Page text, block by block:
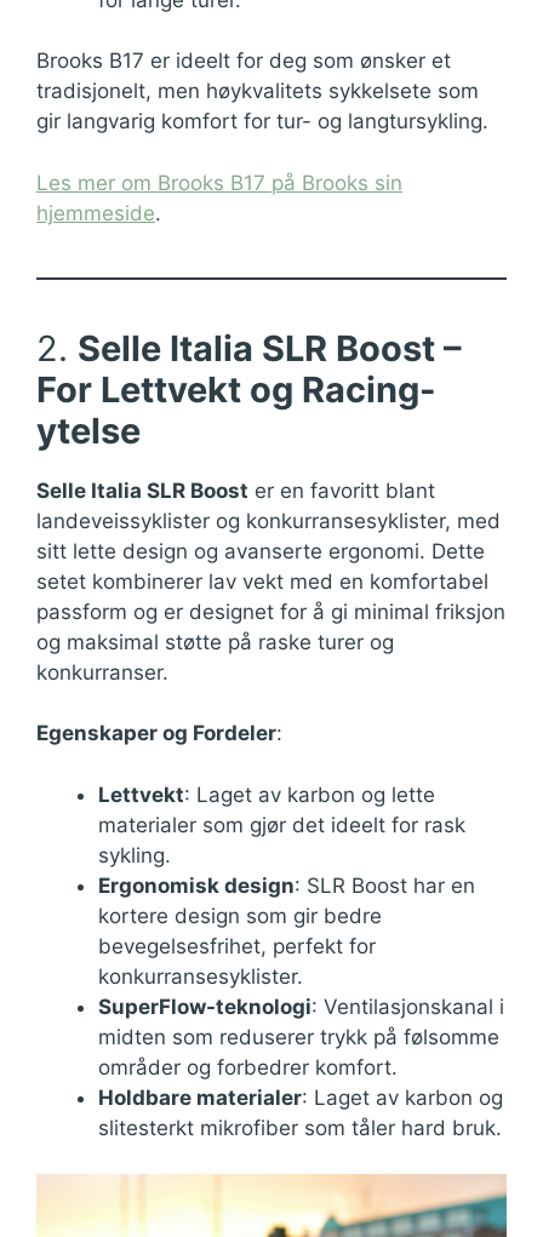
Brooks B17 er ideelt for deg som ønsker et
tradisjonelt, men høykvalitets sykkelsete som
gir langvarig komfort for tur- og langtursykling.
Les mer om Brooks B17 på Brooks sin
hjemmeside.
2. Selle Italia SLR Boost –
For Lettvekt og Racing-
ytelse
Selle Italia SLR Boost er en favoritt blant
landeveissyklister og konkurransesyklister, med
sitt lette design og avanserte ergonomi. Dette
setet kombinerer lav vekt med en komfortabel
passform og er designet for å gi minimal friksjon
og maksimal støtte på raske turer og
konkurranser.
Egenskaper og Fordeler:
Lettvekt: Laget av karbon og lette
materialer som gjør det ideelt for rask
sykling.
Ergonomisk design: SLR Boost har en
kortere design som gir bedre
bevegelsesfrihet, perfekt for
konkurransesyklister.
SuperFlow-teknologi: Ventilasjonskanal i
midten som reduserer trykk på følsomme
områder og forbedrer komfort.
Holdbare materialer: Laget av karbon og
slitesterkt mikrofiber som tåler hard bruk.